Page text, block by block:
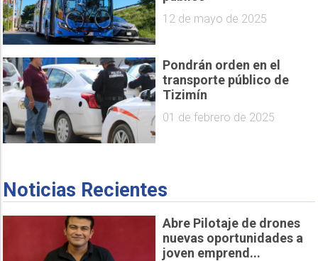
12 de mayo de 2025
Pondrán orden en el
transporte público de
Tizimín
01 de febrero de 2025
Noticias Recientes
Abre Pilotaje de drones
nuevas oportunidades a
joven emprend...